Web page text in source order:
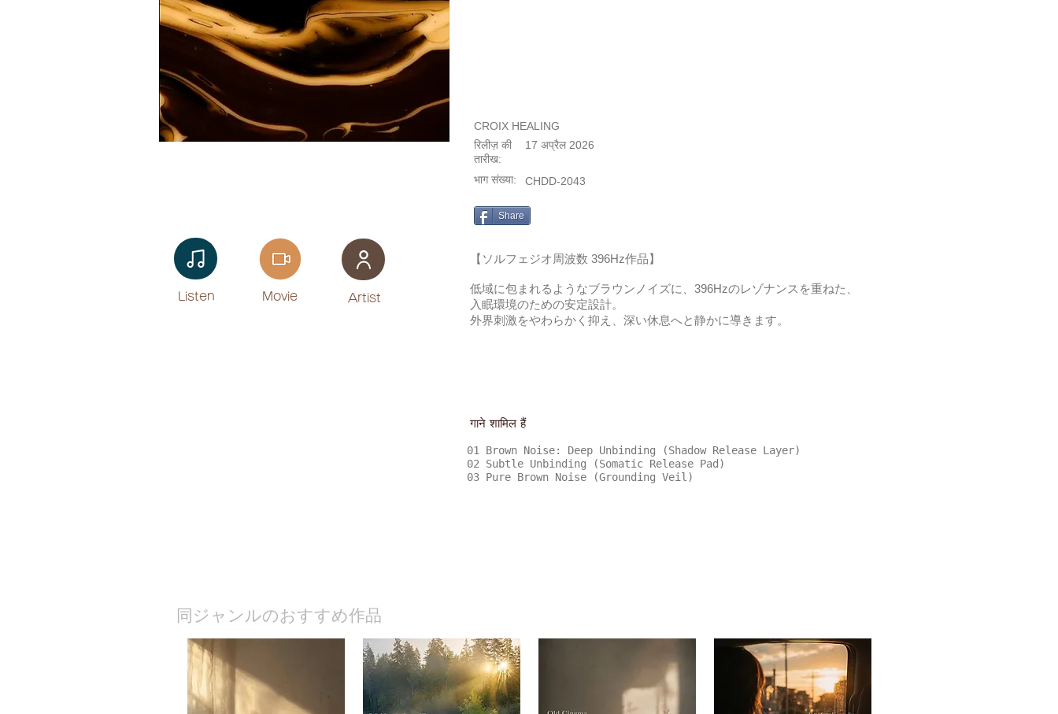
Listen​ Movie ​Artist
CROIX HEALING
17 अप्रैल 2026
रिलीज़ की
तारीख:
भाग संख्या:
CHDD-2043
Share
【ソルフェジオ周波数 396Hz作品】
低域に包まれるようなブラウンノイズに、396Hzのレゾナンスを重ねた、
入眠環境のための安定設計。
外界刺激をやわらかく抑え、深い休息へと静かに導きます。
गाने शामिल हैं
01 Brown Noise: Deep Unbinding (Shadow Release Layer)
02 Subtle Unbinding (Somatic Release Pad)
03 Pure Brown Noise (Grounding Veil)
​同ジャンルのおすすめ作品